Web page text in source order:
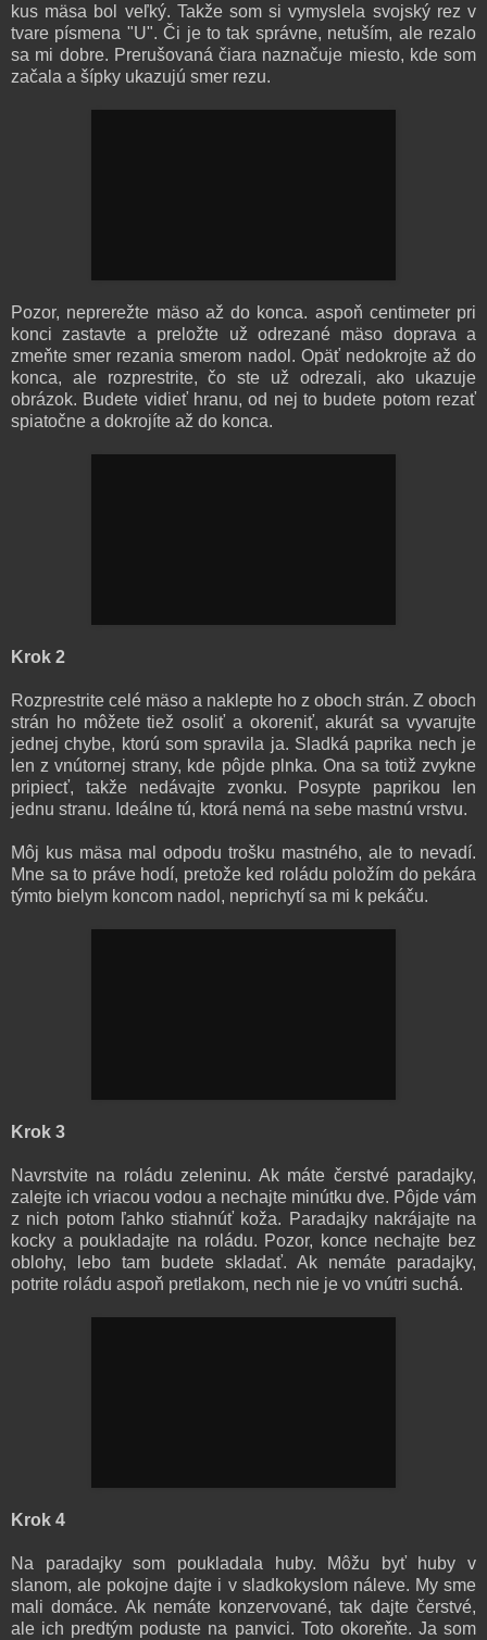
kus mäsa bol veľký. Takže som si vymyslela svojský rez v
tvare písmena "U". Či je to tak správne, netuším, ale rezalo
sa mi dobre. Prerušovaná čiara naznačuje miesto, kde som
začala a šípky ukazujú smer rezu.
Pozor, neprerežte mäso až do konca. aspoň centimeter pri
konci zastavte a preložte už odrezané mäso doprava a
zmeňte smer rezania smerom nadol. Opäť nedokrojte až do
konca, ale rozprestrite, čo ste už odrezali, ako ukazuje
obrázok. Budete vidieť hranu, od nej to budete potom rezať
spiatočne a dokrojíte až do konca.
Krok 2
Rozprestrite celé mäso a naklepte ho z oboch strán. Z oboch
strán ho môžete tiež osoliť a okoreniť, akurát sa vyvarujte
jednej chybe, ktorú som spravila ja. Sladká paprika nech je
len z vnútornej strany, kde pôjde plnka. Ona sa totiž zvykne
pripiecť, takže nedávajte zvonku. Posypte paprikou len
jednu stranu. Ideálne tú, ktorá nemá na sebe mastnú vrstvu.
Môj kus mäsa mal odpodu trošku mastného, ale to nevadí.
Mne sa to práve hodí, pretože ked roládu položím do pekára
týmto bielym koncom nadol, neprichytí sa mi k pekáču.
Krok 3
Navrstvite na roládu zeleninu. Ak máte čerstvé paradajky,
zalejte ich vriacou vodou a nechajte minútku dve. Pôjde vám
z nich potom ľahko stiahnúť koža. Paradajky nakrájajte na
kocky a poukladajte na roládu. Pozor, konce nechajte bez
oblohy, lebo tam budete skladať. Ak nemáte paradajky,
potrite roládu aspoň pretlakom, nech nie je vo vnútri suchá.
Krok 4
Na paradajky som poukladala huby. Môžu byť huby v
slanom, ale pokojne dajte i v sladkokyslom náleve. My sme
mali domáce. Ak nemáte konzervované, tak dajte čerstvé,
ale ich predtým poduste na panvici. Toto okoreňte. Ja som